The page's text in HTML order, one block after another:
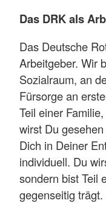
Das DRK als
Das Deutsche
Arbeitgeber. Wir
Sozialraum, an
Fürsorge an
Teil einer
wirst Du
Dich in Deiner
individuell. Du
sondern bist Teil
gegenseitig trägt.